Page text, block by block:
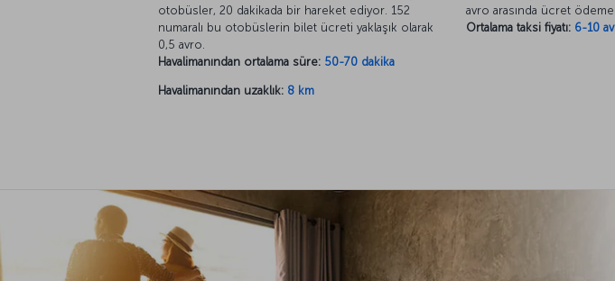
otobüsler, 20 dakikada bir hareket ediyor. 152
numaralı bu otobüslerin bilet ücreti yaklaşık olarak
0,5 avro.
Havalimanından ortalama süre: 50-70 dakika
Havalimanından uzaklık: 8 km
avro arasında ücret
Ortalama taksi fiyatı: 6-10